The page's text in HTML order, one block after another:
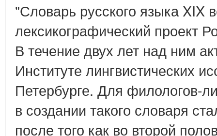
"Словарь русского языка XIX
лексикографический проект
В течение двух лет над ним
Институте лингвистических
Петербурге. Для филологов-
в создании такого словаря
после того как во второй